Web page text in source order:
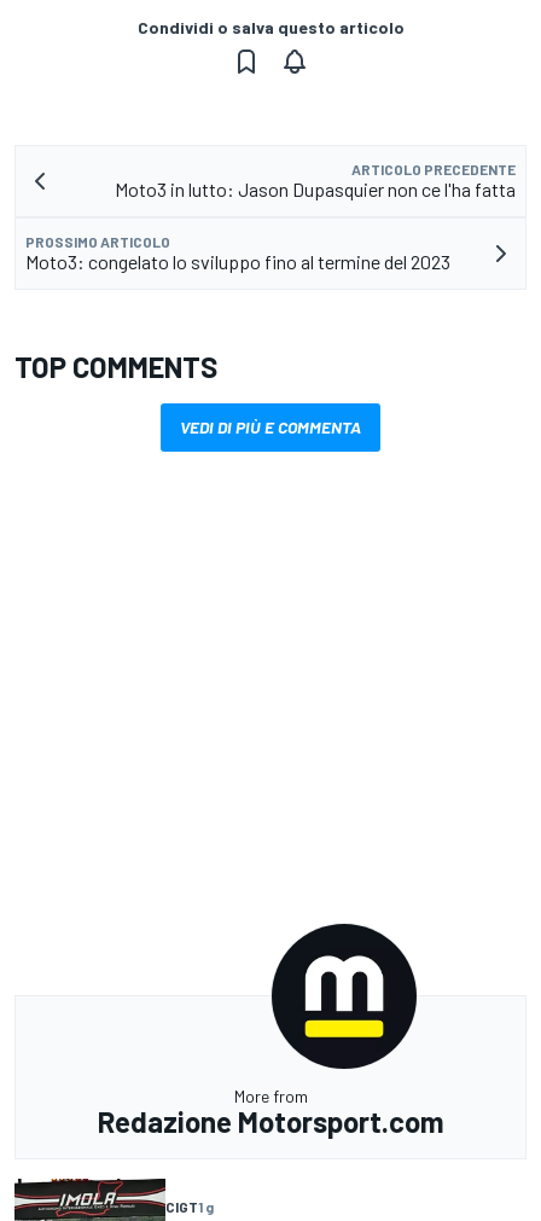
Condividi o salva questo articolo
ARTICOLO PRECEDENTE
Moto3 in lutto: Jason Dupasquier non ce l'ha fatta
PROSSIMO ARTICOLO
Moto3: congelato lo sviluppo fino al termine del 2023
TOP COMMENTS
VEDI DI PIÙ E COMMENTA
More from
Redazione Motorsport.com
CIGT1 g